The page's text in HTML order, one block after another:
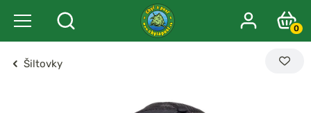
0
Šiltovky